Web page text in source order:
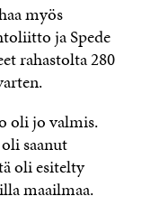
myös
ja Spede
rahastolta 280
oli jo valmis.
saanut
oli esitelty
maailmaa.